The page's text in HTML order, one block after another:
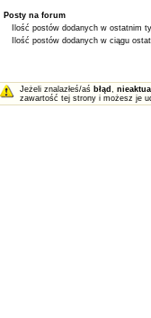
Posty na forum
Ilość postów dodanych w ostatnim
Ilość postów dodanych w ciągu
Jeżeli znalazłeś/aś błąd ,
zawartość tej strony i możesz je